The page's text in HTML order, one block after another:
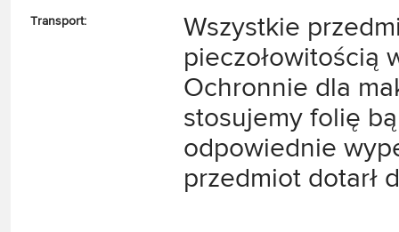
Transport:
Wszystkie
pieczołowitością
Ochronnie dla
stosujemy folię
odpowiednie
przedmiot dotarł